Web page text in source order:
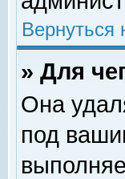
Вернуться
» Для
Она
под